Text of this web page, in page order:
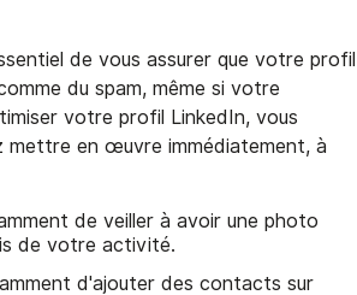
de vous assurer que votre profil
du spam, même si votre
votre profil LinkedIn, vous
mettre en œuvre immédiatement, à
de veiller à avoir une photo
de votre activité.
d'ajouter des contacts sur